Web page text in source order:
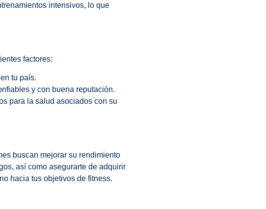
intensivos, lo que
factores:
tu país.
y con buena reputación.
para la salud asociados con su
buscan mejorar su rendimiento
así como asegurarte de adquirir
hacia tus objetivos de fitness.